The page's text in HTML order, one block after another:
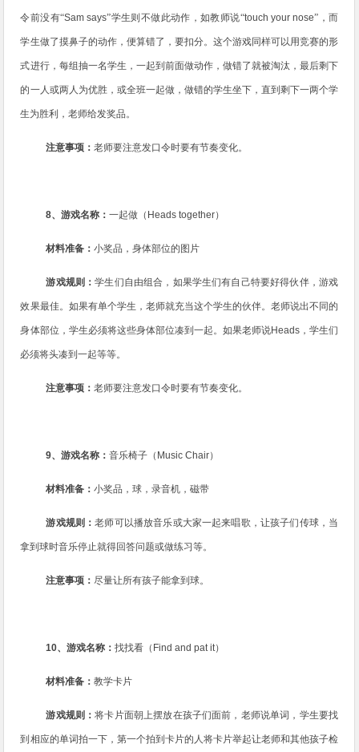
令前没有“Sam says”学生则不做此动作，如教师说“touch your nose”，而
学生做了摸鼻子的动作，便算错了，要扣分。这个游戏同样可以用竞赛的形
式进行，每组抽一名学生，一起到前面做动作，做错了就被淘汰，最后剩下
的一人或两人为优胜，或全班一起做，做错的学生坐下，直到剩下一两个学
生为胜利，老师给发奖品。
注意事项：老师要注意发口令时要有节奏变化。
8、游戏名称：一起做（ Heads together）
材料准备：小奖品，身体部位的图片
游戏规则：学生们自由组合，如果学生们有自己特要好得伙伴，游戏
效果最佳。如果有单个学生，老师就充当这个学生的伙伴。老师说出不同的
身体部位，学生必须将这些身体部位凑到一起。如果老师说Heads ，学生们
必须将头凑到一起等等。
注意事项：老师要注意发口令时要有节奏变化。
9、游戏名称：音乐椅子（ Music Chair）
材料准备：小奖品，球，录音机，磁带
游戏规则：老师可以播放音乐或大家一起来唱歌，让孩子们传球，当
拿到球时音乐停止就得回答问题或做练习等。
注意事项：尽量让所有孩子能拿到球。
10、游戏名称：找找看（ Find and pat it）
材料准备：教学卡片
游戏规则：将卡片面朝上摆放在孩子们面前，老师说单词，学生要找
到相应的单词拍一下，第一个拍到卡片的人将卡片举起让老师和其他孩子检